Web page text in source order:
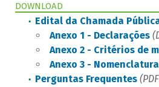
DOWNLOAD
Edital da Chamada
Anexo 1 - Declarações
Anexo 2 - Critérios de
Anexo 3 -
​Perguntas Frequentes